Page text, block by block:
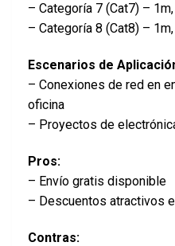
– Categoría 7 (Cat7) –
– Categoría 8 (Cat8) –
Escenarios de
– Conexiones de red en
oficina
– Proyectos de
Pros:
– Envío gratis disponible
– Descuentos atractivos
Contras: